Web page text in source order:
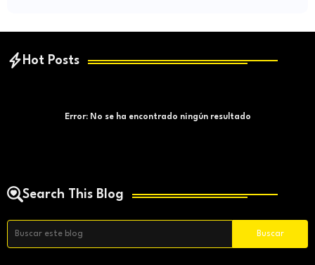
Hot Posts
Error:No se ha encontrado ningún resultado
Search This Blog